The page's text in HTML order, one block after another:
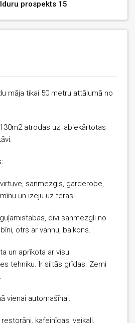
prospekts 15
māja tikai 50 metru attālumā no
atrodas uz labiekārtotas
sanmezgls, garderobe,
un izeju uz terasi.
divi sanmezgli no
otrs ar vannu, balkons.
un aprīkota ar visu
tehniku. Ir siltās grīdas. Zemi
vienai automašīnai.
kafejnīcas, veikali.